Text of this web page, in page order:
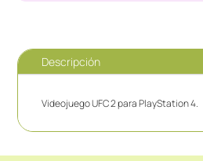
Descripción
Videojuego UFC 2 para PlayStation 4.